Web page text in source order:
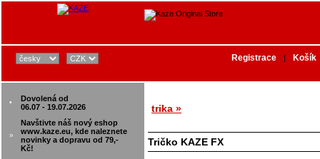
•
Dovolená od
06.07 - 19.07.2026
»
Navštivte náš nový eshop
www.kaze.eu, kde naleznete
novinky a dopravu od 79,-
Kč!
Registrace | Košík
trika »
Tričko KAZE FX